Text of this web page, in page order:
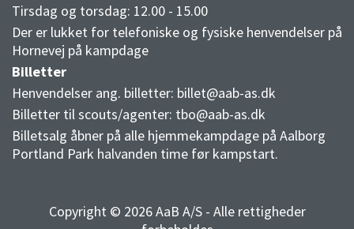
Tirsdag og torsdag: 12.00 - 15.00
Der er lukket for telefoniske og fysiske henvendelser på
Hornevej på kampdage
Billetter
Henvendelser ang. billetter: billet@aab-as.dk
Billetter til scouts/agenter: tbo@aab-as.dk
Billetsalg åbner på alle hjemmekampdage på Aalborg
Portland Park halvanden time før kampstart.
Copyright © 2026 AaB A/S - Alle rettigheder